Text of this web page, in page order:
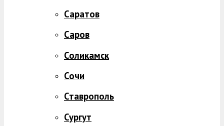
Саратов
Саров
Соликамск
Сочи
Ставрополь
Сургут